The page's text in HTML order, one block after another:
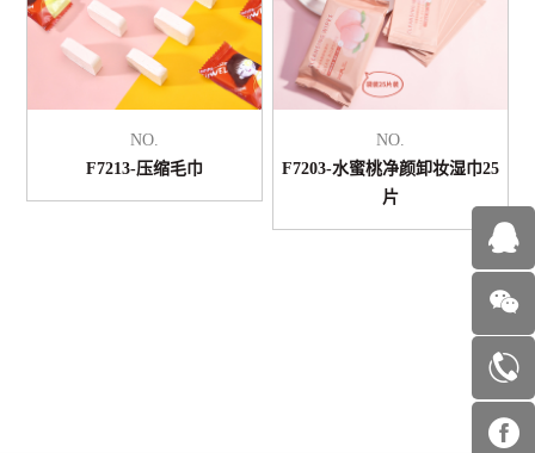
NO.
F7213-压缩毛巾
NO.
F7203-水蜜桃净颜卸妆湿巾25
片